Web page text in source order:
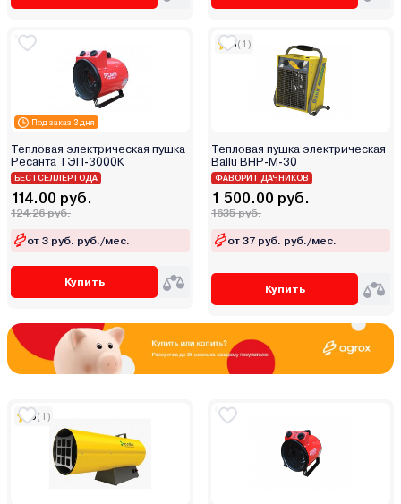
Под заказ 3 дня
Тепловая электрическая пушка
Ресанта ТЭП-3000К
БЕСТСЕЛЛЕР ГОДА
114.00 руб.
124.26 руб.
от 3 руб. руб./мес.
Купить
5(1)
Тепловая пушка электрическая
Ballu BHP-M-30
ФАВОРИТ ДАЧНИКОВ
1 500.00 руб.
1635 руб.
от 37 руб. руб./мес.
Купить
5(1)